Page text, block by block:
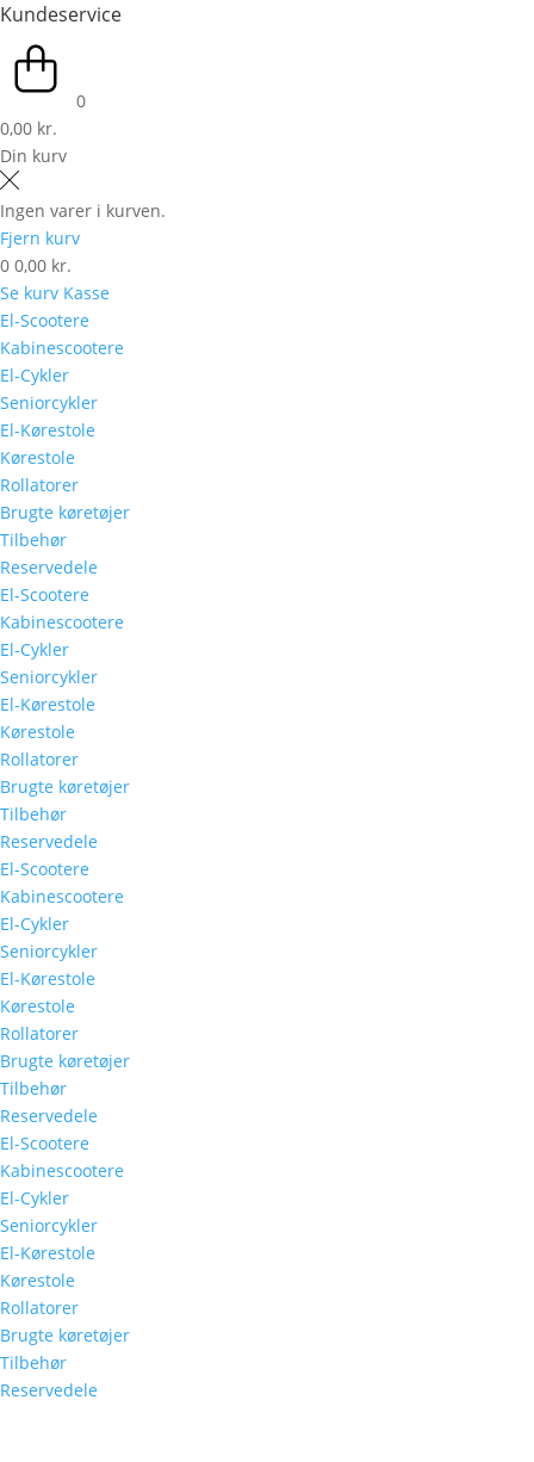
Kundeservice
0
0,00 kr.
Din kurv
Ingen varer i kurven.
Fjern kurv
0 0,00 kr.
Se kurv Kasse
El-Scootere
Kabinescootere
El-Cykler
Seniorcykler
El-Kørestole
Kørestole
Rollatorer
Brugte køretøjer
Tilbehør
Reservedele
El-Scootere
Kabinescootere
El-Cykler
Seniorcykler
El-Kørestole
Kørestole
Rollatorer
Brugte køretøjer
Tilbehør
Reservedele
El-Scootere
Kabinescootere
El-Cykler
Seniorcykler
El-Kørestole
Kørestole
Rollatorer
Brugte køretøjer
Tilbehør
Reservedele
El-Scootere
Kabinescootere
El-Cykler
Seniorcykler
El-Kørestole
Kørestole
Rollatorer
Brugte køretøjer
Tilbehør
Reservedele